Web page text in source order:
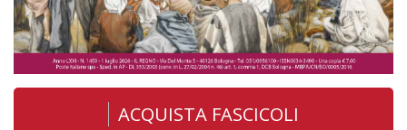
ACQUISTA FASCICOLI